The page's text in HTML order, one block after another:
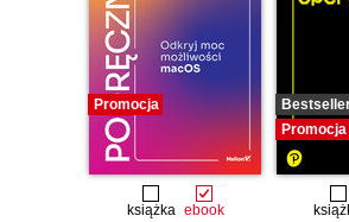
Promocja
książka ebook
Promocja